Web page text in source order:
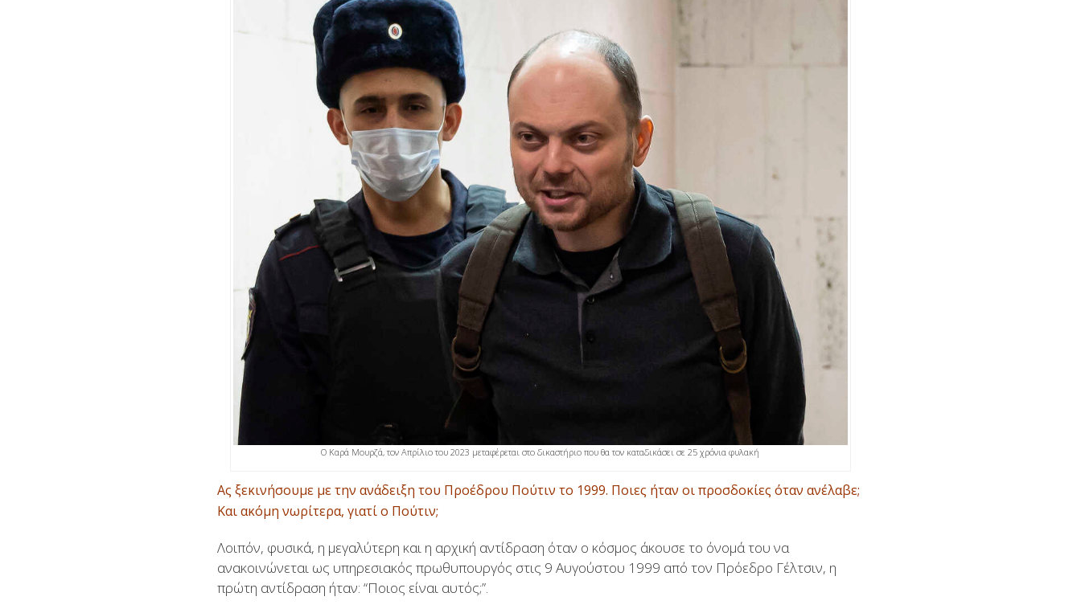
Ο Καρά Μουρζά, τον Απρίλιο του 2023 μεταφέρεται στο δικαστήριο που θα τον καταδικάσει σε 25 χρόνια φυλακή
Ας ξεκινήσουμε με την ανάδειξη του Προέδρου Πούτιν το 1999. Ποιες ήταν οι προσδοκίες όταν ανέλαβε;
Και ακόμη νωρίτερα, γιατί ο Πούτιν;
Λοιπόν, φυσικά, η μεγαλύτερη και η αρχική αντίδραση όταν ο κόσμος άκουσε το όνομά του να
ανακοινώνεται ως υπηρεσιακός πρωθυπουργός στις 9 Αυγούστου 1999 από τον Πρόεδρο Γέλτσιν, η
πρώτη αντίδραση ήταν: “Ποιος είναι αυτός;”.